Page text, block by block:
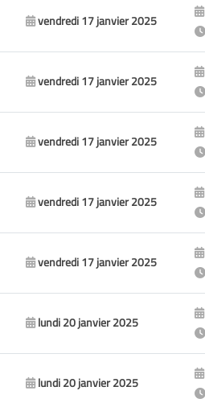
vendredi 17 janvier 2025
vendredi 17 janvier 2025
vendredi 17 janvier 2025
vendredi 17 janvier 2025
vendredi 17 janvier 2025
lundi 20 janvier 2025
lundi 20 janvier 2025